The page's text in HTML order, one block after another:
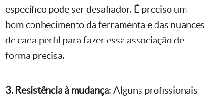
específico pode ser desafiador. É preciso um
bom conhecimento da ferramenta e das nuances
de cada perfil para fazer essa associação de
forma precisa.
3. Resistência à mudança: Alguns profissionais